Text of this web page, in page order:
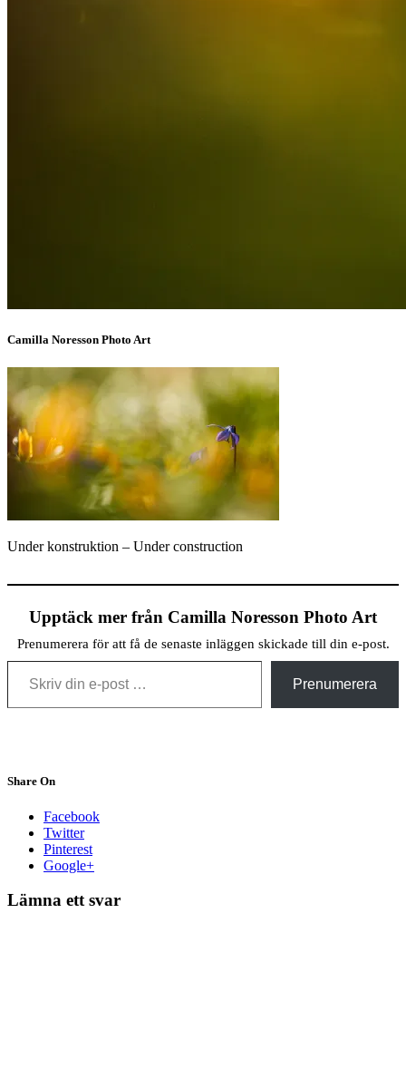
Camilla Noresson Photo Art
Under konstruktion – Under construction
Upptäck mer från Camilla Noresson Photo Art
Prenumerera för att få de senaste inläggen skickade till din e-post.
Skriv din e-post …
Prenumerera
Share On
Facebook
Twitter
Pinterest
Google+
Lämna ett svar